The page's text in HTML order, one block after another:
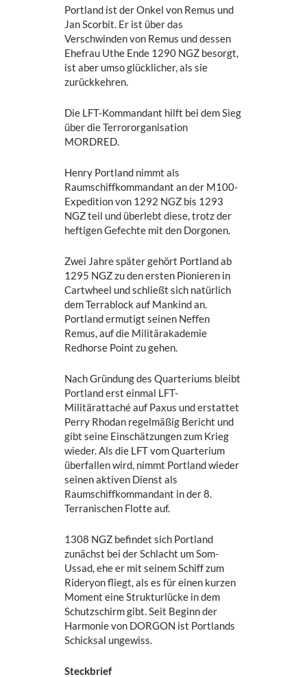
Portland ist der Onkel von Remus und
Jan Scorbit. Er ist über das
Verschwinden von Remus und dessen
Ehefrau Uthe Ende 1290 NGZ besorgt,
ist aber umso glücklicher, als sie
zurückkehren.
Die LFT-Kommandant hilft bei dem Sieg
über die Terrororganisation
MORDRED.
Henry Portland nimmt als
Raumschiffkommandant an der M100-
Expedition von 1292 NGZ bis 1293
NGZ teil und überlebt diese, trotz der
heftigen Gefechte mit den Dorgonen.
Zwei Jahre später gehört Portland ab
1295 NGZ zu den ersten Pionieren in
Cartwheel und schließt sich natürlich
dem Terrablock auf Mankind an.
Portland ermutigt seinen Neffen
Remus, auf die Militärakademie
Redhorse Point zu gehen.
Nach Gründung des Quarteriums bleibt
Portland erst einmal LFT-
Militärattaché auf Paxus und erstattet
Perry Rhodan regelmäßig Bericht und
gibt seine Einschätzungen zum Krieg
wieder. Als die LFT vom Quarterium
überfallen wird, nimmt Portland wieder
seinen aktiven Dienst als
Raumschiffkommandant in der 8.
Terranischen Flotte auf.
1308 NGZ befindet sich Portland
zunächst bei der Schlacht um Som-
Ussad, ehe er mit seinem Schiff zum
Rideryon fliegt, als es für einen kurzen
Moment eine Strukturlücke in dem
Schutzschirm gibt. Seit Beginn der
Harmonie von DORGON ist Portlands
Schicksal ungewiss.
Steckbrief